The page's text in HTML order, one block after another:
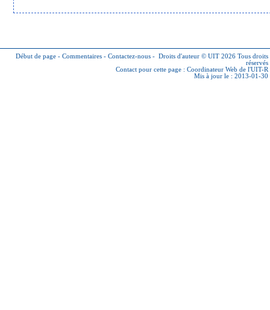
Début de page - Commentaires - Contactez-nous - Droits d'auteur © UIT 2026 Tous droits
réservés
Contact pour cette page : Coordinateur Web de l'UIT-R
Mis à jour le : 2013-01-30